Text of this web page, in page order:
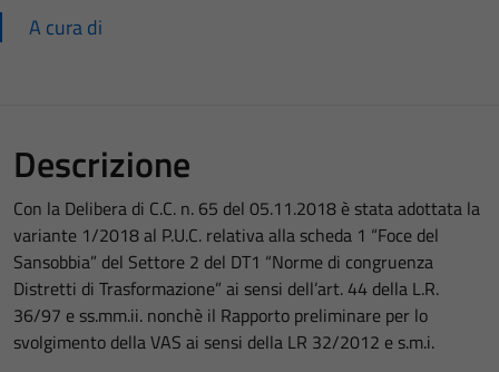
A cura di
Descrizione
Con la Delibera di C.C. n. 65 del 05.11.2018 è stata adottata la
variante 1/2018 al P.U.C. relativa alla scheda 1 “Foce del
Sansobbia” del Settore 2 del DT1 “Norme di congruenza
Distretti di Trasformazione” ai sensi dell’art. 44 della L.R.
36/97 e ss.mm.ii. nonchè il Rapporto preliminare per lo
svolgimento della VAS ai sensi della LR 32/2012 e s.m.i.